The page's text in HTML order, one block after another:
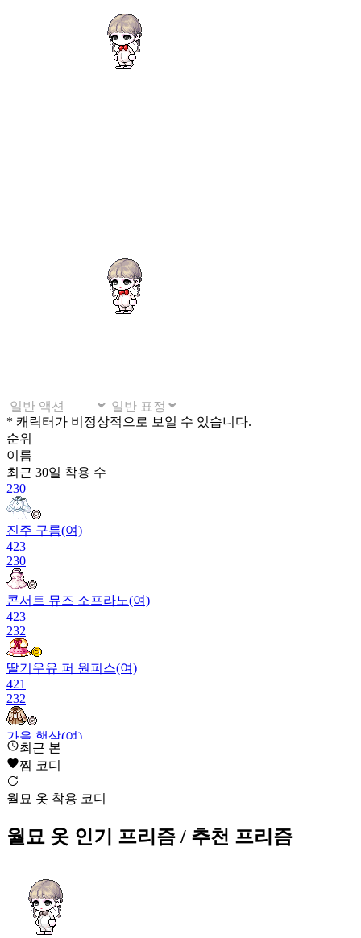
* 캐릭터가 비정상적으로 보일 수 있습니다.
순위
이름
최근 30일 착용 수
230
진주 구름(여)
423
230
콘서트 뮤즈 소프라노(여)
423
232
딸기우유 퍼 원피스(여)
421
232
가을 햇살(여)
421
234
매지컬 드레스(여)
235
월묘 옷
최근 본
찜 코디
월묘 옷 착용 코디
월묘 옷 인기 프리즘 / 추천 프리즘